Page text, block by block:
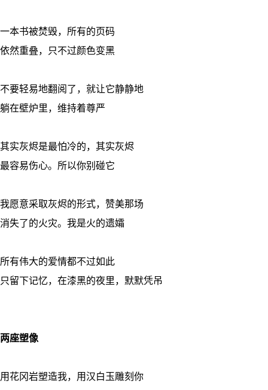
一本书被焚毁，所有的页码
依然重叠，只不过颜色变黑
不要轻易地翻阅了，就让它静静地
躺在壁炉里，维持着尊严
其实灰烬是最怕冷的，其实灰烬
最容易伤心。所以你别碰它
我愿意采取灰烬的形式，赞美那场
消失了的火灾。我是火的遗孀
所有伟大的爱情都不过如此
只留下记忆，在漆黑的夜里，默默凭吊
两座塑像
用花冈岩塑造我，用汉白玉雕刻你